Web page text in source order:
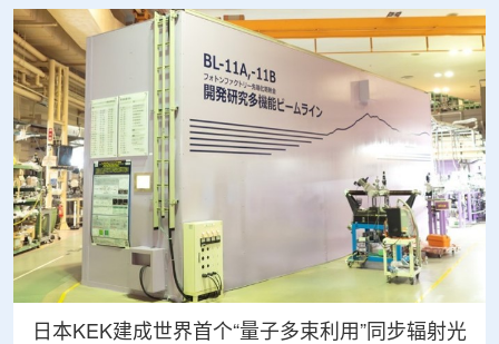
日本KEK建成世界首个“量子多束利用”同步辐射光